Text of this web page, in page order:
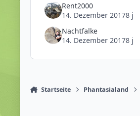
Rent2000
14. Dezember 20178 j
Nachtfalke
14. Dezember 20178 j
Startseite Phantasialand